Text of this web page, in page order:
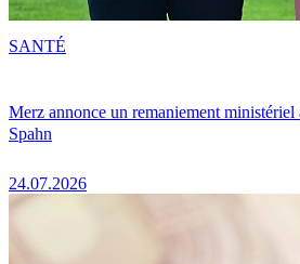
Merz annonce un remaniement ministériel
Spahn
24.07.2026
SANTÉ